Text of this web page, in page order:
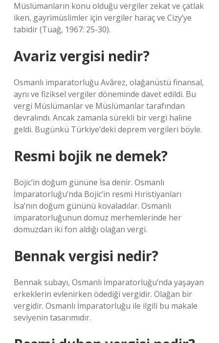
Müslümanların konu olduğu vergiler zekat ve çatlak
iken, gayrimüslimler için vergiler haraç ve Cizy’ye
tabidir (Tuağ, 1967: 25-30).
Avariz vergisi nedir?
Osmanlı imparatorluğu Avârez, olağanüstü finansal,
aynı ve fiziksel vergiler döneminde davet edildi. Bu
vergi Müslümanlar ve Müslümanlar tarafından
devralındı. Ancak zamanla sürekli bir vergi haline
geldi. Bugünkü Türkiye’deki deprem vergileri böyle.
Resmi bojik ne demek?
Bojic’in doğum gününe İsa denir. Osmanlı
İmparatorluğu’nda Bojic’in resmi Hıristiyanları
İsa’nın doğum gününü kovaladılar. Osmanlı
imparatorluğunun domuz merhemlerinde her
domuzdan iki fon aldığı olağan vergi.
Bennak vergisi nedir?
Bennak subayı, Osmanlı İmparatorluğu’nda yaşayan
erkeklerin evlenirken ödediği vergidir. Olağan bir
vergidir. Osmanlı İmparatorluğu ile ilgili bu makale
seviyenin tasarımıdır.